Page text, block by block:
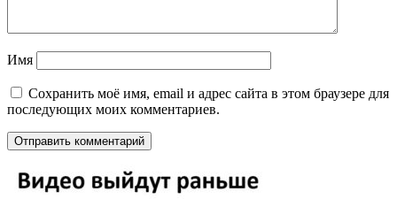
Имя
Сохранить моё имя, email и адрес сайта в этом браузере для
последующих моих комментариев.